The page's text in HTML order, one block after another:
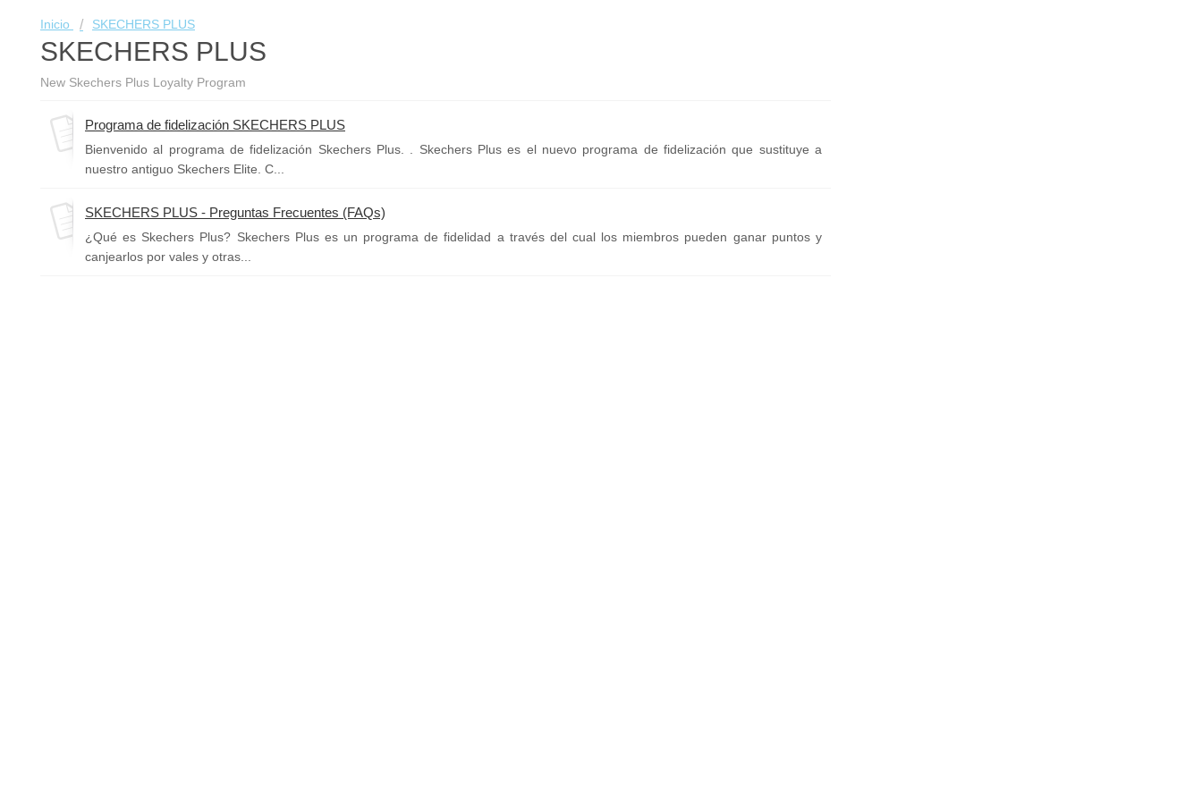
Inicio SKECHERS PLUS
SKECHERS PLUS
New Skechers Plus Loyalty Program
Programa de fidelización SKECHERS PLUS
Bienvenido al programa de fidelización Skechers Plus. . Skechers Plus es el nuevo programa de fidelización que sustituye a
nuestro antiguo Skechers Elite. C...
SKECHERS PLUS - Preguntas Frecuentes (FAQs)
¿Qué es Skechers Plus? Skechers Plus es un programa de fidelidad a través del cual los miembros pueden ganar puntos y
canjearlos por vales y otras...